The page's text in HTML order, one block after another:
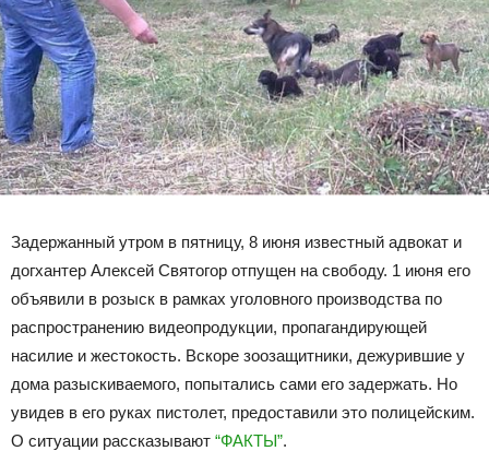
Задержанный утром в пятницу, 8 июня известный адвокат и
догхантер Алексей Святогор отпущен на свободу. 1 июня его
объявили в розыск в рамках уголовного производства по
распространению видеопродукции, пропагандирующей
насилие и жестокость. Вскоре зоозащитники, дежурившие у
дома разыскиваемого, попытались сами его задержать. Но
увидев в его руках пистолет, предоставили это полицейским.
О ситуации рассказывают “ФАКТЫ”.